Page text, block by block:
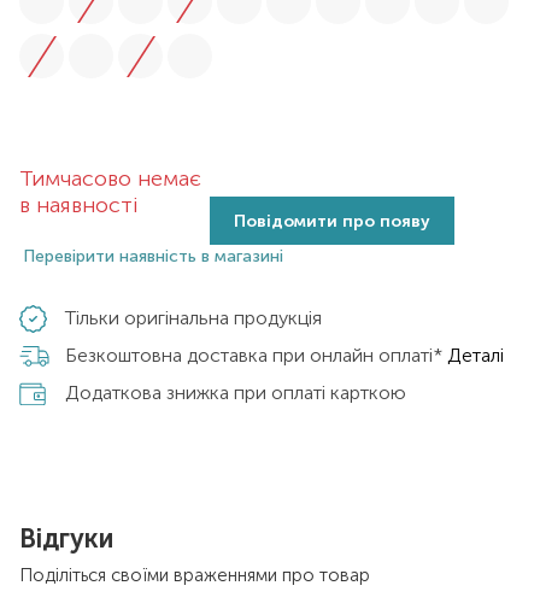
Тимчасово немає
в наявності
Повідомити про появу
Перевірити наявність в магазині
Тільки оригінальна продукція
Безкоштовна доставка при онлайн оплаті* Деталі
Додаткова знижка при оплаті карткою
Відгуки
Поділіться своїми враженнями про товар